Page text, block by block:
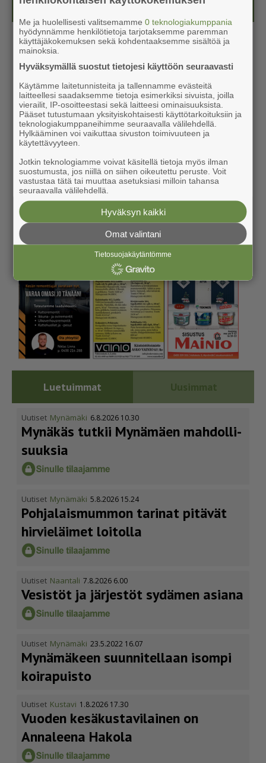
Kesälehti (ilmainen)
Luetuimmat Uusimmat
Uutiset Mynämäki 6.8.2026 10.30
Mynäkäs tutkii Mynämäen mahdol­li­
suuksia
Uutiset Mynämäki 5.8.2026 15.24
Pohja­lais­mummon tarinat pitävät
hirvieläimet loitolla
Uutiset Naantali 7.8.2026 6.00
Vesistöt ja järjestöt sydämen asiana
Uutiset Mynämäki 23.5.2022 16.07
Mynämäkeen suunnitellaan isompi
koirapuisto
Uutiset Kustavi 1.8.2026 17.30
Vuoden kesäkus­ta­vi­lainen on
Annaleena Hakola
Me ja huolellisesti valitsemamme0 teknologiakumppania
hyödynnämme henkilötietoja tarjotaksemme paremman
käyttäjäkokemuksen sekä kohdentaaksemme sisältöä ja
mainoksia.
Hyväksymällä suostut tietojesi käyttöön seuraavasti
Käytämme laitetunnisteita ja tallennamme evästeitä
laitteellesi saadaksemme tietoja esimerkiksi sivuista, joilla
vierailit, IP-osoitteestasi sekä laitteesi ominaisuuksista.
Pääset tutustumaan yksityiskohtaisesti käyttötarkoituksiin ja
teknologiakumppaneihimme seuraavalla välilehdellä.
Hylkääminen voi vaikuttaa sivuston toimivuuteen ja
käytettävyyteen.
Jotkin teknologiamme voivat käsitellä tietoja myös ilman
suostumusta, jos niillä on siihen oikeutettu peruste. Voit
vastustaa tätä tai muuttaa asetuksiasi milloin tahansa
seuraavalla välilehdellä.
Hyväksyn kaikki
Omat valintani
Tietosuojakäytäntömme